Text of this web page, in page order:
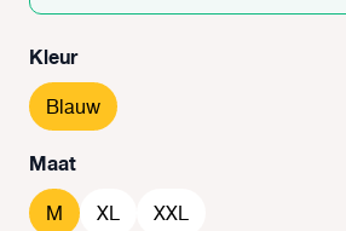
Selecteer
Kleur
Blauw
Selecteer
Maat
M XL XXL